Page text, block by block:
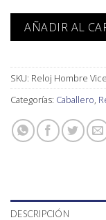
AÑADIR AL
SKU: Reloj Hombre
Categorías: Caballero,
DESCRIPCIÓN